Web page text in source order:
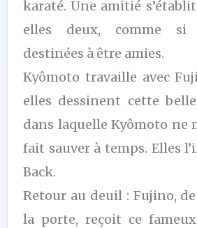
karaté. Une amitié
elles deux, comme si
destinées à être amies.
Kyômoto travaille avec
elles dessinent cette
dans laquelle Kyômoto ne
fait sauver à temps. Elles
Back.
Retour au deuil : Fujino,
la porte, reçoit ce